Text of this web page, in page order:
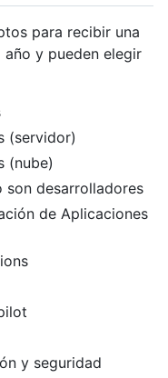
para recibir una
y pueden elegir
(servidor)
(nube)
son desarrolladores
de Aplicaciones
y seguridad